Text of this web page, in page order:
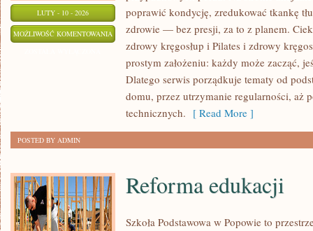
LUTY - 10 - 2026
MOŻLIWOŚĆ KOMENTOWANIA ODCHUDZANIE
REDUKCJA
poprawić kondycję, zredukować tkankę
zdrowie — bez presji, za to z planem.
zdrowy kręgosłup i Pilates i zdrowy
prostym założeniu: każdy może zacząć,
Dlatego serwis porządkuje tematy od
domu, przez utrzymanie regularności, aż
technicznych. [ Read More ]
POSTED BY ADMIN
Reforma edukacji
Szkoła Podstawowa w Popowie to